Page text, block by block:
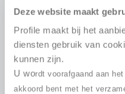
Deze website maakt
Profile maakt bij het
diensten gebruik van
kunnen zijn.
U wordt voorafgaand aan
akkoord bent met het
235/
245/
245/